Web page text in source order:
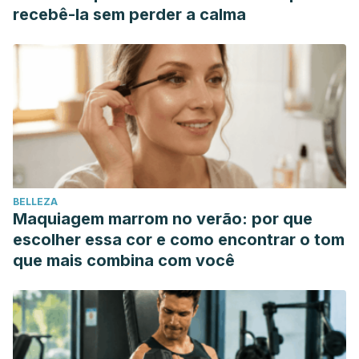
recebê-la sem perder a calma
BELLEZA
Maquiagem marrom no verão: por que
escolher essa cor e como encontrar o tom
que mais combina com você